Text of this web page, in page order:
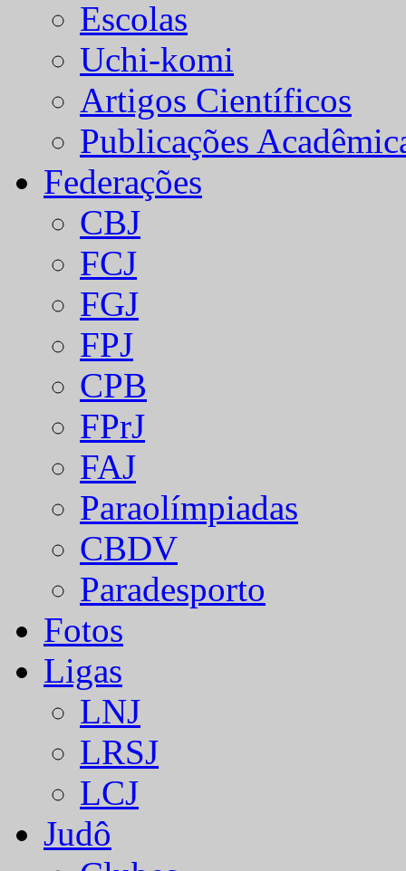
Escolas
Uchi-komi
Artigos Científicos
Publicações
Federações
CBJ
FCJ
FGJ
FPJ
CPB
FPrJ
FAJ
Paraolímpiadas
CBDV
Paradesporto
Fotos
Ligas
LNJ
LRSJ
LCJ
Judô